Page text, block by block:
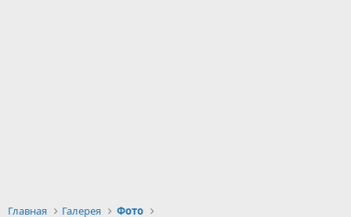
Главная Галерея Фото